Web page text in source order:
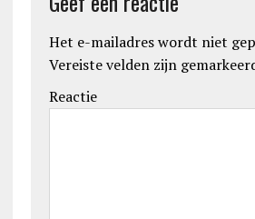
Het e-mailadres wordt niet
Vereiste velden zijn
Reactie